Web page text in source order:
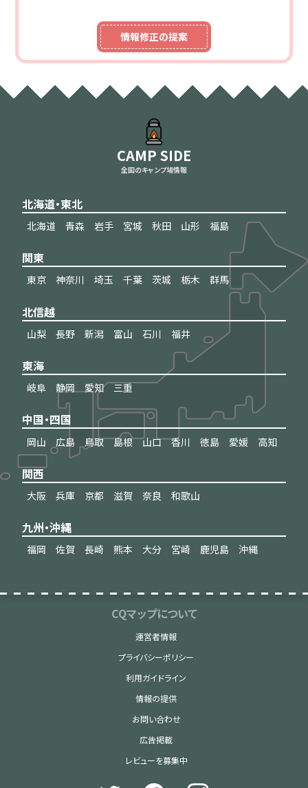
情報修正の提案
CAMP SIDE
全国のキャンプ場情報
北海道・東北
北海道 青森 岩手 宮城 秋田 山形 福島
関東
東京 神奈川 埼玉 千葉 茨城 栃木 群馬
北信越
山梨 長野 新潟 富山 石川 福井
東海
岐阜 静岡 愛知 三重
中国・四国
岡山 広島 鳥取 島根 山口 香川 徳島 愛媛 高知
関西
大阪 兵庫 京都 滋賀 奈良 和歌山
九州・沖縄
福岡 佐賀 長崎 熊本 大分 宮崎 鹿児島 沖縄
CQマップについて
運営者情報
プライバシーポリシー
利用ガイドライン
情報の提供
お問い合わせ
広告掲載
レビューを募集中